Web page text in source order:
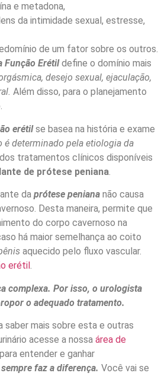
e metadona,
da intimidade sexual, estresse,
de um fator sobre os outros.
Função Erétildefine o domínio mais
desejo sexual, ejaculação,
Além disso, para o planejamento
erétilse basea na história e exame
é determinado pela etiologia da
tratamentos clínicos disponíveis
de prótese peniana
da prótese peniana não causa
Desta maneira, permite que
do corpo cavernoso na
há maior semelhança ao coito
aquecido pelo fluxo vascular.
erétil.
complexa. Por isso, o urologista
o adequado tratamento.
saber mais sobre esta e outras
acesse a nossa área de
para entender e ganhar
faz a diferença. Você vai se